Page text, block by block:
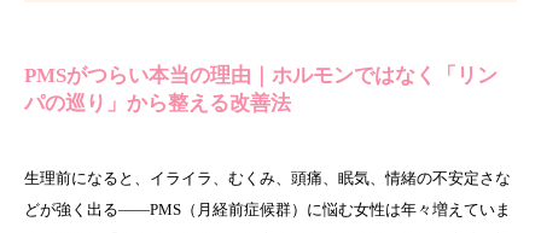
PMSがつらい本当の理由｜ホルモンではなく「リン
パの巡り」から整える改善法
生理前になると、イライラ、むくみ、頭痛、眠気、情緒の不安定さな
どが強く出る――PMS（月経前症候群）に悩む女性は年々増えていま